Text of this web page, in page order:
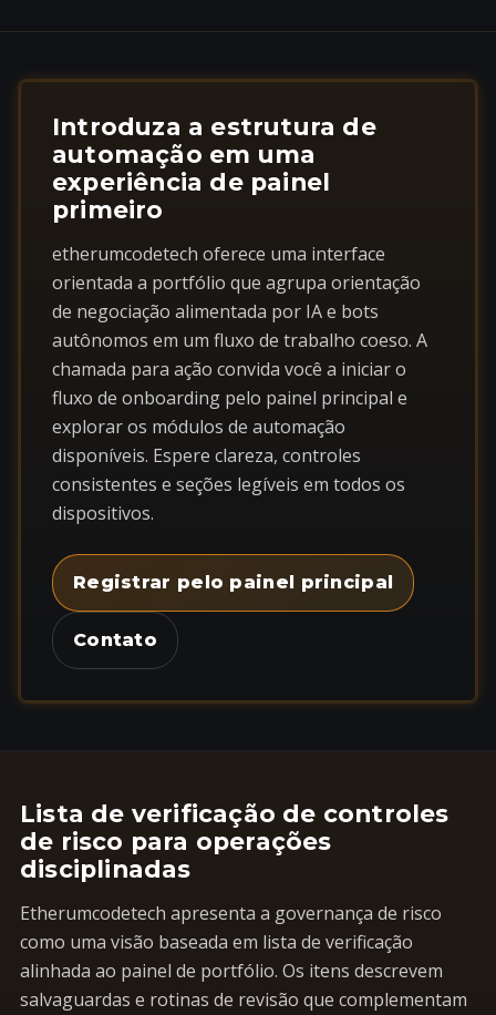
Introduza a estrutura de
automação em uma
experiência de painel
primeiro
etherumcodetech oferece uma interface
orientada a portfólio que agrupa orientação
de negociação alimentada por IA e bots
autônomos em um fluxo de trabalho coeso. A
chamada para ação convida você a iniciar o
fluxo de onboarding pelo painel principal e
explorar os módulos de automação
disponíveis. Espere clareza, controles
consistentes e seções legíveis em todos os
dispositivos.
Registrar pelo painel principal
Contato
Lista de verificação de controles
de risco para operações
disciplinadas
Etherumcodetech apresenta a governança de risco
como uma visão baseada em lista de verificação
alinhada ao painel de portfólio. Os itens descrevem
salvaguardas e rotinas de revisão que complementam